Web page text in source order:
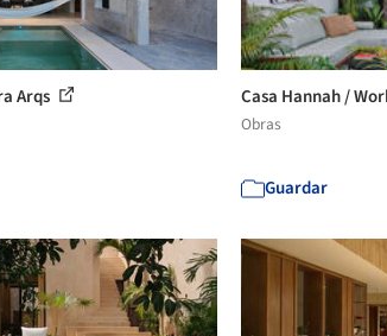
Arqs Casa Hannah /
Obras
Guardar